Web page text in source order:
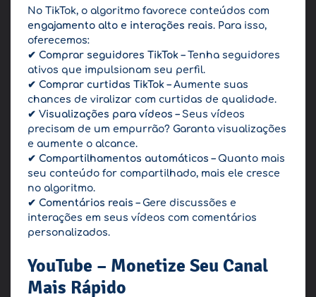
No TikTok, o algoritmo favorece conteúdos com
engajamento alto e interações reais. Para isso,
oferecemos:
✔ Comprar seguidores TikTok – Tenha seguidores
ativos que impulsionam seu perfil.
✔ Comprar curtidas TikTok – Aumente suas
chances de viralizar com curtidas de qualidade.
✔ Visualizações para vídeos – Seus vídeos
precisam de um empurrão? Garanta visualizações
e aumente o alcance.
✔ Compartilhamentos automáticos – Quanto mais
seu conteúdo for compartilhado, mais ele cresce
no algoritmo.
✔ Comentários reais – Gere discussões e
interações em seus vídeos com comentários
personalizados.
YouTube – Monetize Seu Canal
Mais Rápido